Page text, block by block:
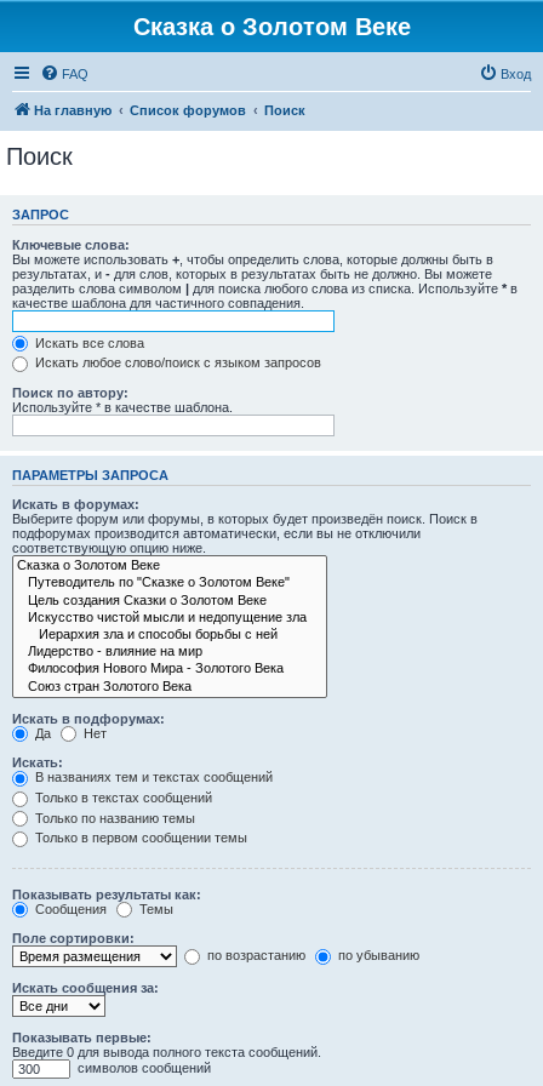
Сказка о Золотом Веке
FAQ Вход
На главную Список форумов Поиск
Поиск
ЗАПРОС
Ключевые слова:
Вы можете использовать + , чтобы определить слова, которые должны быть в
результатах, и - для слов, которых в результатах быть не должно. Вы можете
разделить слова символом | для поиска любого слова из списка. Используйте * в
качестве шаблона для частичного совпадения.
Искать все слова
Искать любое слово/поиск с языком запросов
Поиск по автору:
Используйте * в качестве шаблона.
ПАРАМЕТРЫ ЗАПРОСА
Искать в форумах:
Выберите форум или форумы, в которых будет произведён поиск. Поиск в
подфорумах производится автоматически, если вы не отключили
соответствующую опцию ниже.
Искать в подфорумах:
Да
Нет
Искать:
В названиях тем и текстах сообщений
Только в текстах сообщений
Только по названию темы
Только в первом сообщении темы
Показывать результаты как:
Сообщения
Темы
Поле сортировки:
по возрастанию
по убыванию
Искать сообщения за:
Показывать первые:
Введите 0 для вывода полного текста сообщений.
символов сообщений